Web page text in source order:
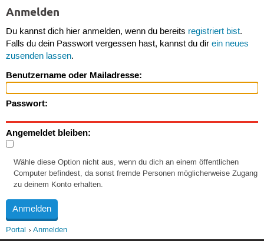
Anmelden
Du kannst dich hier anmelden, wenn du bereits registriert bist.
Falls du dein Passwort vergessen hast, kannst du dir ein neues
zusenden lassen.
Benutzername oder Mailadresse:
Passwort:
Angemeldet bleiben:
Wähle diese Option nicht aus, wenn du dich an einem öffentlichen
Computer befindest, da sonst fremde Personen möglicherweise Zugang
zu deinem Konto erhalten.
Portal Anmelden